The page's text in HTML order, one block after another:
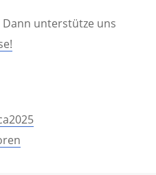
unterstütze uns